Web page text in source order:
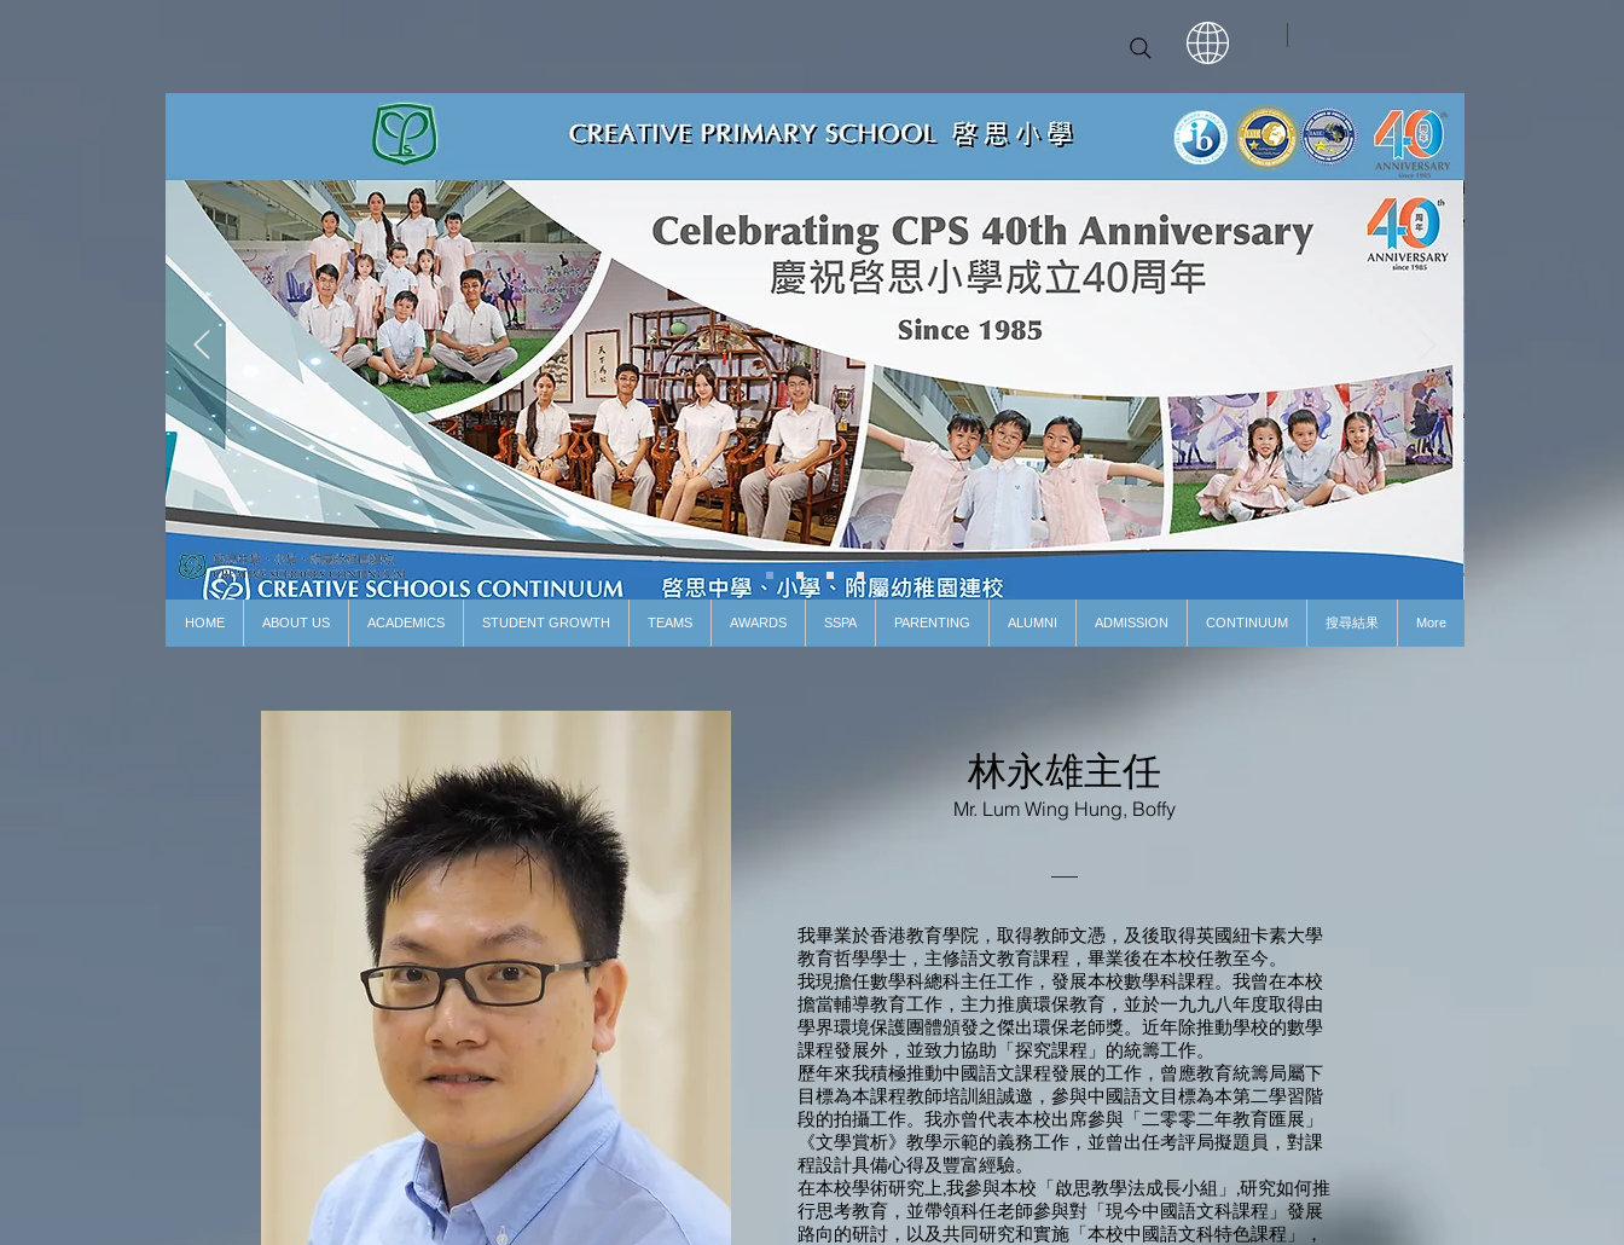
HOME ABOUT US ACADEMICS STUDENT GROWTH TEAMS AWARDS SSPA PARENTING ALUMNI ADMISSION CONTINUUM 搜尋結果 More
林永雄主任
Mr. Lum Wing Hung, Boffy
我畢業於香港教育學院，取得教師文憑，及後取得英國紐卡素大學
教育哲學學士，主修語文教育課程，畢業後在本校任教至今。
我現擔任數學科總科主任工作，發展本校數學科課程。我曾在本校
擔當輔導教育工作，主力推廣環保教育，並於一九九八年度取得由
學界環境保護團體頒發之傑出環保老師獎。近年除推動學校的數學
課程發展外，並致力協助「探究課程」的統籌工作。
歷年來我積極推動中國語文課程發展的工作，曾應教育統籌局屬下
目標為本課程教師培訓組誠邀，參與中國語文目標為本第二學習階
段的拍攝工作。我亦曾代表本校出席參與「二零零二年教育匯展」
《文學賞析》教學示範的義務工作，並曾出任考評局擬題員，對課
程設計具備心得及豐富經驗。
在本校學術研究上,我參與本校「啟思教學法成長小組」,研究如何推
行思考教育，並帶領科任老師參與對「現今中國語文科課程」發展
路向的研討，以及共同研究和實施「本校中國語文科特色課程」，